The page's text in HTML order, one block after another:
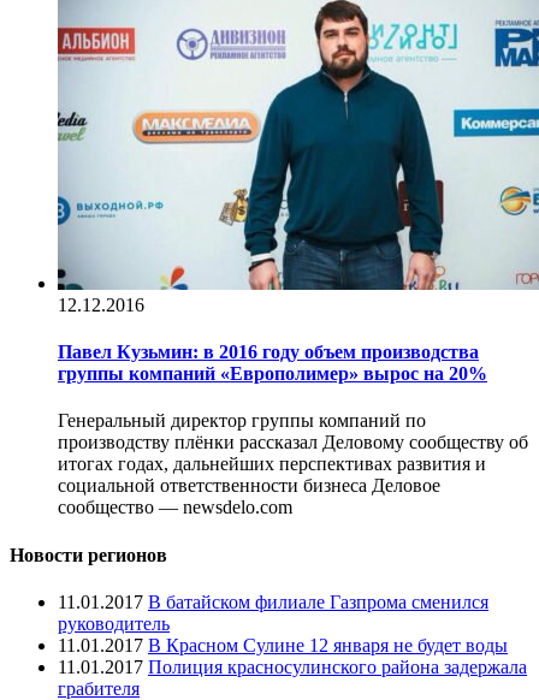
12.12.2016
Павел Кузьмин: в 2016 году объем производства
группы компаний «Европолимер» вырос на 20%
Генеральный директор группы компаний по
производству плёнки рассказал Деловому сообществу об
итогах годах, дальнейших перспективах развития и
социальной ответственности бизнеса Деловое
сообщество — newsdelo.com
Новости регионов
11.01.2017 В батайском филиале Газпрома сменился
руководитель
11.01.2017 В Красном Сулине 12 января не будет воды
11.01.2017 Полиция красносулинского района задержала
грабителя